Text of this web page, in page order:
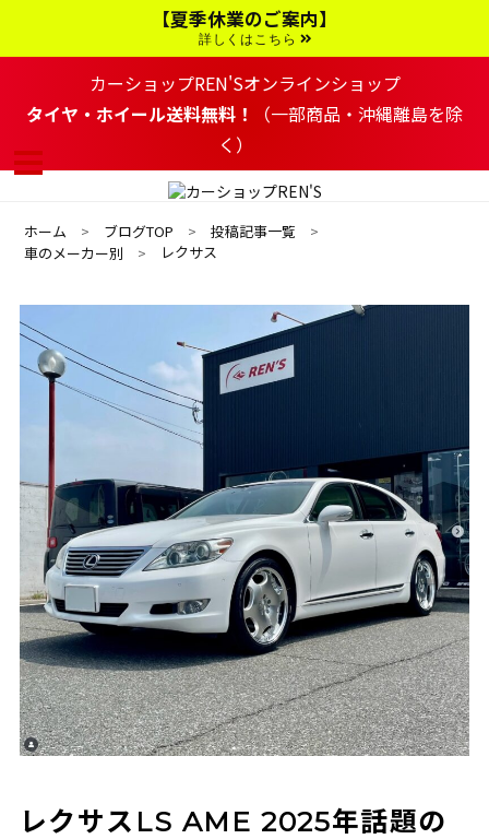
ン
す
る
【夏季休業のご案内】
詳しくはこちら
カーショップREN'Sオンラインショップ
タイヤ・ホイール送料無料！
（一部商品・沖縄離島を除
く）
ホーム ブログTOP
投稿記事一覧
車のメーカー別
レクサス
レクサスLS AME 2025年話題の